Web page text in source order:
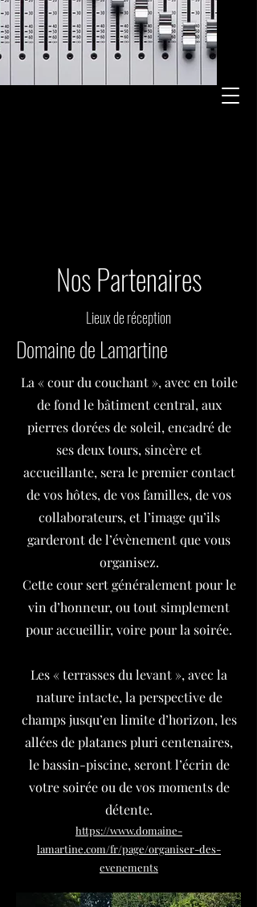
Nos Partenaires
Lieux de réception
Domaine de Lamartine
La « cour du couchant », avec en toile
de fond le bâtiment central, aux
pierres dorées de soleil, encadré de
ses deux tours, sincère et
accueillante, sera le premier contact
de vos hôtes, de vos familles, de vos
collaborateurs, et l’image qu’ils
garderont de l’évènement que vous
organisez.
Cette cour sert généralement pour le
vin d’honneur, ou tout simplement
pour accueillir, voire pour la soirée.
Les « terrasses du levant », avec la
nature intacte, la perspective de
champs jusqu’en limite d’horizon, les
allées de platanes pluri centenaires,
le bassin-piscine, seront l’écrin de
votre soirée ou de vos moments de
détente.
https://www.domaine-
lamartine.com/fr/page/organiser-des-
evenements